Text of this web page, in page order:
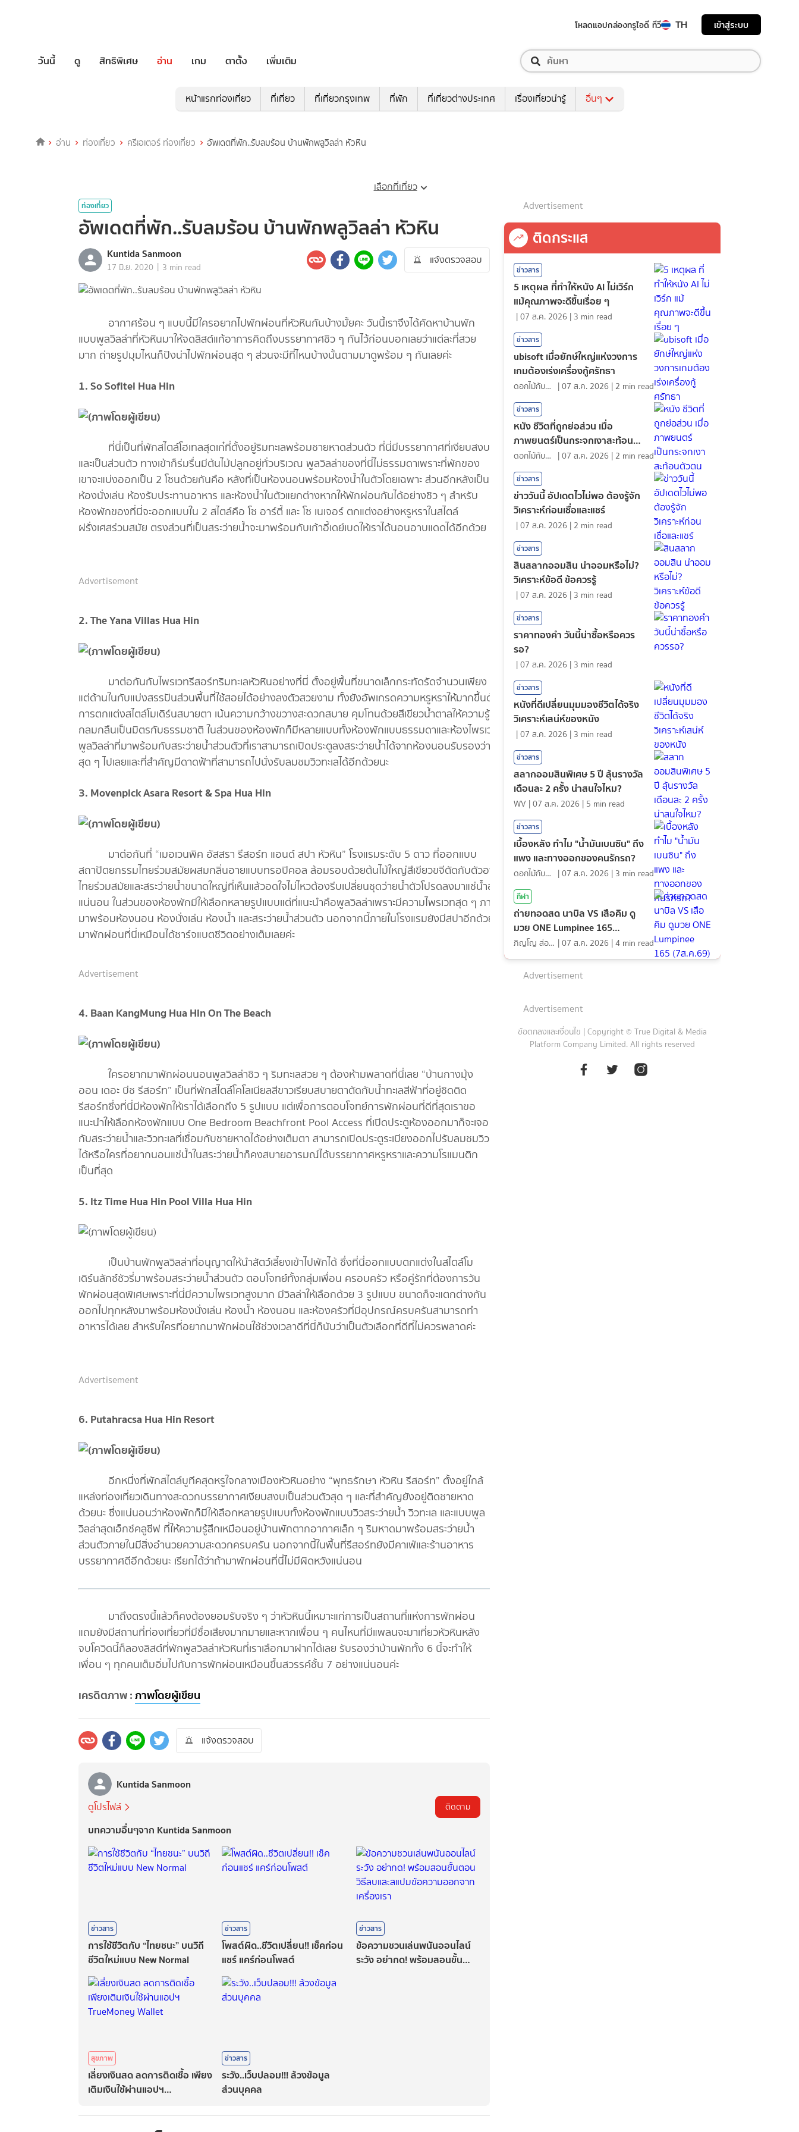
โหลดแอปกล่องทรูไอดี ทีวี TH เข้าสู่ระบบ
วันนี้ ดู สิทธิพิเศษ อ่าน เกม ตาตั้ง เพิ่มเติม
หน้าแรกท่องเที่ยว ที่เที่ยว ที่เที่ยวกรุงเทพ ที่พัก ที่เที่ยวต่างประเทศ เรื่องเที่ยวน่ารู้ อื่นๆ
อ่าน ท่องเที่ยว ครีเอเตอร์ ท่องเที่ยว อัพเดตที่พัก..รับลมร้อน บ้านพักพลูวิลล่า หัวหิน
เลือกที่เที่ยว
ท่องเที่ยว
อัพเดตที่พัก..รับลมร้อน บ้านพักพลูวิลล่า หัวหิน
Kuntida Sanmoon
17 มิ.ย. 2020 | 3 min read
แจ้งตรวจสอบ
อากาศร้อน ๆ แบบนี้มีใครอยากไปพักผ่อนที่หัวหินกันบ้างมั้ยคะ วันนี้เราจึงได้คัดหาบ้านพัก
แบบพูลวิลล่าที่หัวหินมาให้จดลิสต์แก้อาการคิดถึงบรรยากาศชิว ๆ กันไว้ก่อนบอกเลยว่าแต่ละที่สวย
มาก ถ่ายรูปมุมไหนก็ปังน่าไปพักผ่อนสุด ๆ ส่วนจะมีที่ไหนบ้างนั้นตามมาดูพร้อม ๆ กันเลยค่ะ
1. So Sofitel Hua Hin
ที่นี่เป็นที่พักสไตล์โฮเทลสุดเก๋ที่ตั้งอยู่ริมทะเลพร้อมชายหาดส่วนตัว ที่นี่มีบรรยากาศที่เงียบสงบ
และเป็นส่วนตัว ทางเข้าก็ร่มรื่นมีต้นไม้ปลูกอยู่ทั่วบริเวณ พูลวิลล่าของที่นี่ไม่ธรรมดาเพราะที่พักของ
เขาจะแบ่งออกเป็น 2 โซนด้วยกันคือ หลังที่เป็นห้องนอนพร้อมห้องน้ำในตัวโดยเฉพาะ ส่วนอีกหลังเป็น
ห้องนั่งเล่น ห้องรับประทานอาหาร และห้องน้ำในตัวแยกต่างหากให้พักผ่อนกันได้อย่างชิว ๆ สำหรับ
ห้องพักของที่นี่จะออกแบบใน 2 สไตล์คือ โซ อาร์ตี้ และ โซ เนเจอร์ ตกแต่งอย่างหรูหราในสไตล์
ฝรั่งเศสร่วมสมัย ตรงส่วนที่เป็นสระว่ายน้ำจะมาพร้อมกับเก้าอี้เดย์เบดให้เราได้นอนอาบแดดได้อีกด้วย
Advertisement
2. The Yana Villas Hua Hin
มาต่อกันกับไพรเวทรีสอร์ทริมทะเลหัวหินอย่างที่นี่ ตั้งอยู่พื้นที่ขนาดเล็กกระทัดรัดจำนวนเพียง 3 ไร่
แต่ด้านในกับแบ่งสรรปันส่วนพื้นที่ใช้สอยได้อย่างลงตัวสวยงาม ทั้งยังอัพเกรดความหรูหราให้มากขึ้นด้วย
การตกแต่งสไตล์โมเดิร์นสบายตา เน้นความกว้างขวางสะดวกสบาย คุมโทนด้วยสีเขียวน้ำตาลให้ความรู้สึก
กลมกลืนเป็นมิตรกับธรรมชาติ ในส่วนของห้องพักก็มีหลายแบบทั้งห้องพักแบบธรรมดาและห้องไพรเวท
พูลวิลล่าที่มาพร้อมกับสระว่ายน้ำส่วนตัวที่เราสามารถเปิดประตูลงสระว่ายน้ำได้จากห้องนอนรับรองว่าฟิน
สุด ๆ ไปเลยและที่สำคัญมีดาดฟ้าที่สามารถไปนั่งรับลมชมวิวทะเลได้อีกด้วยนะ
3. Movenpick Asara Resort & Spa Hua Hin
มาต่อกันที่ “เมอเวนพิค อัสสรา รีสอร์ท แอนด์ สปา หัวหิน” โรงแรมระดับ 5 ดาว ที่ออกแบบ
สถาปัตยกรรมไทยร่วมสมัยผสมกลิ่นอายแบบทรอปิคอล ล้อมรอบด้วยต้นไม้ใหญ่สีเขียวขจีตัดกับตัวอาคาร
ไทยร่วมสมัยและสระว่ายน้ำขนาดใหญ่ที่เห็นแล้วอดใจไม่ไหวต้องรีบเปลี่ยนชุดว่ายน้ำตัวโปรดลงมาแช่น้ำอย่าง
แน่นอน ในส่วนของห้องพักมีให้เลือกหลายรูปแบบแต่ที่แนะนำคือพูลวิลล่าเพราะมีความไพรเวทสุด ๆ ภายใน
มาพร้อมห้องนอน ห้องนั่งเล่น ห้องน้ำ และสระว่ายน้ำส่วนตัว นอกจากนี้ภายในโรงแรมยังมีสปาอีกด้วยนะ
มาพักผ่อนที่นี่เหมือนได้ชาร์จแบตชีวิตอย่างเต็มเลยค่ะ
Advertisement
4. Baan KangMung Hua Hin On The Beach
ใครอยากมาพักผ่อนนอนพูลวิลล่าชิว ๆ ริมทะเลสวย ๆ ต้องห้ามพลาดที่นี่เลย “บ้านกางมุ้ง
ออน เดอะ บีช รีสอร์ท” เป็นที่พักสไตล์โคโลเนียลสีขาวเรียบสบายตาตัดกับน้ำทะเลสีฟ้าที่อยู่ชิดติด
รีสอร์ทซึ่งที่นี่มีห้องพักให้เราได้เลือกถึง 5 รูปแบบ แต่เพื่อการตอบโจทย์การพักผ่อนที่ดีที่สุดเราขอ
แนะนำให้เลือกห้องพักแบบ One Bedroom Beachfront Pool Access ที่เปิดประตูห้องออกมาก็จะเจอ
กับสระว่ายน้ำและวิวทะเลที่เชื่อมกับชายหาดได้อย่างเต็มตา สามารถเปิดประตูระเบียงออกไปรับลมชมวิว
ได้หรือใครที่อยากนอนแช่น้ำในสระว่ายน้ำก็คงสบายอารมณ์ได้บรรยากาศหรูหราและความโรแมนติก
เป็นที่สุด
5. Itz Time Hua Hin Pool Villa Hua Hin
เป็นบ้านพักพูลวิลล่าที่อนุญาตให้นำสัตว์เลี้ยงเข้าไปพักได้ ซึ่งที่นี่ออกแบบตกแต่งในสไตล์โม
เดิร์นลักซ์ชัวรี่มาพร้อมสระว่ายน้ำส่วนตัว ตอบโจทย์ทั้งกลุ่มเพื่อน ครอบครัว หรือคู่รักที่ต้องการวัน
พักผ่อนสุดพิเศษเพราะที่นี่มีความไพรเวทสูงมาก มีวิลล่าให้เลือกด้วย 3 รูปแบบ ขนาดก็จะแตกต่างกัน
ออกไปทุกหลังมาพร้อมห้องนั่งเล่น ห้องน้ำ ห้องนอน และห้องครัวที่มีอุปกรณ์ครบครันสามารถทำ
อาหารได้เลย สำหรับใครที่อยากมาพักผ่อนใช้ช่วงเวลาดีที่นี่ก็นับว่าเป็นตัวเลือกที่ดีที่ไม่ควรพลาดค่ะ
Advertisement
6. Putahracsa Hua Hin Resort
อีกหนึ่งที่พักสไตล์บูทีคสุดหรูใจกลางเมืองหัวหินอย่าง “พุทธรักษา หัวหิน รีสอร์ท” ตั้งอยู่ใกล้
แหล่งท่องเที่ยวเดินทางสะดวกบรรยากาศเงียบสงบเป็นส่วนตัวสุด ๆ และที่สำคัญยังอยู่ติดชายหาด
ด้วยนะ ซึ่งแน่นอนว่าห้องพักก็มีให้เลือกหลายรูปแบบทั้งห้องพักแบบวิวสระว่ายน้ำ วิวทะเล และแบบพูล
วิลล่าสุดเอ็กซ์คลูซีฟ ที่ให้ความรู้สึกเหมือนอยู่บ้านพักตากอากาศเล็ก ๆ ริมหาดมาพร้อมสระว่ายน้ำ
ส่วนตัวภายในมีสิ่งอำนวยความสะดวกครบครัน นอกจากนี้ในพื้นที่รีสอร์ทยังมีคาเฟ่และร้านอาหาร
บรรยากาศดีอีกด้วยนะ เรียกได้ว่าถ้ามาพักผ่อนที่นี่ไม่มีผิดหวังแน่นอน
มาถึงตรงนี้แล้วก็คงต้องยอมรับจริง ๆ ว่าหัวหินนี้เหมาะแก่การเป็นสถานที่แห่งการพักผ่อน
แถมยังมีสถานที่ท่องเที่ยวที่มีชื่อเสียงมากมายและหากเพื่อน ๆ คนไหนที่มีแพลนจะมาเที่ยวหัวหินหลัง
จบโควิดนี้ก็ลองลิสต์ที่พักพูลวิลล่าหัวหินที่เราเลือกมาฝากได้เลย รับรองว่าบ้านพักทั้ง 6 นี้จะทำให้
เพื่อน ๆ ทุกคนเต็มอิ่มไปกับการพักผ่อนเหมือนขึ้นสวรรค์ชั้น 7 อย่างแน่นอนค่ะ
เครดิตภาพ :ภาพโดยผู้เขียน
แจ้งตรวจสอบ
Kuntida Sanmoon
ดูโปรไฟล์ ติดตาม
บทความอื่นๆจาก Kuntida Sanmoon
ข่าวสาร
การใช้ชีวิตกับ “ไทยชนะ” บนวิถี
ชีวิตใหม่แบบ New Normal
ข่าวสาร
โพสต์ผิด..ชีวิตเปลี่ยน!! เช็คก่อน
แชร์ แคร์ก่อนโพสต์
ข่าวสาร
ข้อความชวนเล่นพนันออนไลน์
ระวัง อย่ากด! พร้อมสอนขั้น
สุขภาพ
เลี่ยงเงินสด ลดการติดเชื้อ เพียง
เติมเงินใช้ผ่านแอปฯ
ข่าวสาร
ระวัง..เว็บปลอม!!! ล้วงข้อมูล
ส่วนบุคคล
Advertisement
ติดกระแส
ข่าวสาร
5 เหตุผล ที่ทำให้หนัง AI ไม่เวิร์ก
แม้คุณภาพจะดีขึ้นเรื่อย ๆ
|07 ส.ค. 2026 | 3 min read
ข่าวสาร
ubisoft เมื่อยักษ์ใหญ่แห่งวงการ
เกมต้องเร่งเครื่องกู้ศรัทธา
ดอกไม้กับสายน้ำ |07 ส.ค. 2026 | 2 min read
ข่าวสาร
หนัง ชีวิตที่ถูกย่อส่วน เมื่อ
ภาพยนตร์เป็นกระจกเงาสะท้อนตัว
ตน
ดอกไม้กับสายน้ำ |07 ส.ค. 2026 | 2 min read
ข่าวสาร
ข่าววันนี้ อัปเดตไวไม่พอ ต้องรู้จัก
วิเคราะห์ก่อนเชื่อและแชร์
|07 ส.ค. 2026 | 2 min read
ข่าวสาร
สินสลากออมสิน น่าออมหรือไม่?
วิเคราะห์ข้อดี ข้อควรรู้
|07 ส.ค. 2026 | 3 min read
ข่าวสาร
ราคาทองคํา วันนี้น่าซื้อหรือควร
รอ?
|07 ส.ค. 2026 | 3 min read
ข่าวสาร
หนังที่ดีเปลี่ยนมุมมองชีวิตได้จริง
วิเคราะห์เสน่ห์ของหนัง
|07 ส.ค. 2026 | 3 min read
ข่าวสาร
สลากออมสินพิเศษ 5 ปี ลุ้นรางวัล
เดือนละ 2 ครั้ง น่าสนใจไหม?
WV |07 ส.ค. 2026 | 5 min read
ข่าวสาร
เบื้องหลัง ทำไม "น้ำมันเบนซิน" ถึง
แพง และทางออกของคนรักรถ?
ดอกไม้กับสายน้ำ |07 ส.ค. 2026 | 3 min read
กีฬา
ถ่ายทอดสด นาบิล VS เสือคิม ดู
มวย ONE Lumpinee 165
(7ส.ค.69)ภิญโญ ส่องแสง |07 ส.ค. 2026 |4 min read
Advertisement
Advertisement
ข้อตกลงและเงื่อนไข | Copyright © True Digital & Media
Platform Company Limited. All rights reserved